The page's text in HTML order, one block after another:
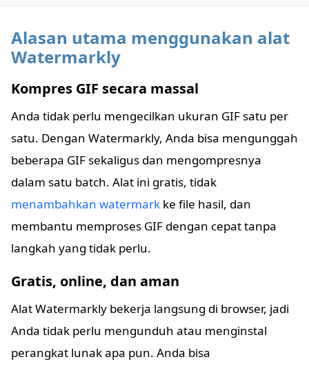
Alasan utama menggunakan alat
Watermarkly
Kompres GIF secara massal
Anda tidak perlu mengecilkan ukuran GIF satu per
satu. Dengan Watermarkly, Anda bisa mengunggah
beberapa GIF sekaligus dan mengompresnya
dalam satu batch. Alat ini gratis, tidak
menambahkan watermark ke file hasil, dan
membantu memproses GIF dengan cepat tanpa
langkah yang tidak perlu.
Gratis, online, dan aman
Alat Watermarkly bekerja langsung di browser, jadi
Anda tidak perlu mengunduh atau menginstal
perangkat lunak apa pun. Anda bisa